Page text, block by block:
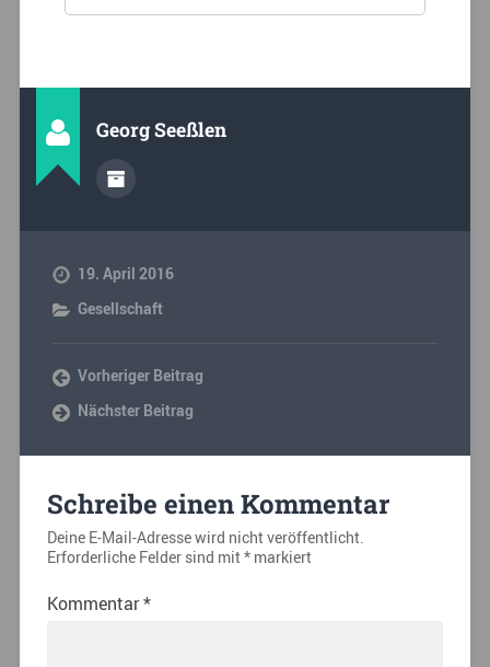
Georg Seeßlen
19. April 2016
Gesellschaft
Vorheriger Beitrag
Nächster Beitrag
Schreibe einen Kommentar
Deine E-Mail-Adresse wird nicht veröffentlicht.
Erforderliche Felder sind mit*markiert
Kommentar*